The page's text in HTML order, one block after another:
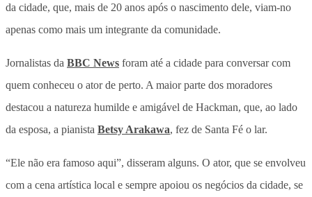
da cidade, que, mais de 20 anos após o nascimento dele, viam-no
apenas como mais um integrante da comunidade.
Jornalistas da BBC News foram até a cidade para conversar com
quem conheceu o ator de perto. A maior parte dos moradores
destacou a natureza humilde e amigável de Hackman, que, ao lado
da esposa, a pianista Betsy Arakawa, fez de Santa Fé o lar.
“Ele não era famoso aqui”, disseram alguns. O ator, que se envolveu
com a cena artística local e sempre apoiou os negócios da cidade, se